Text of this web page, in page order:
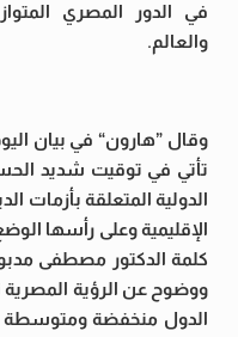
في الدور المصري
والعالم.
وقال ”هارون“ في بيان
تأتي في توقيت شديد
الدولية المتعلقة بأزمات
الإقليمية وعلى رأسها
كلمة الدكتور مصطفى
ووضوح عن الرؤية المصرية
الدول منخفضة ومتوسطة